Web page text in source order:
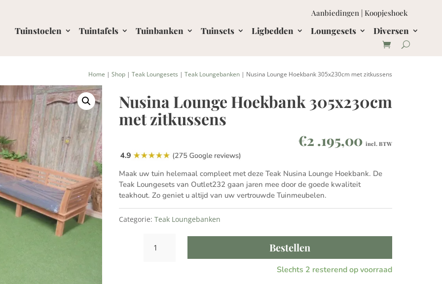
Aanbiedingen| Koopjeshoek
Tuinstoelen Tuintafels Tuinbanken Tuinsets Ligbedden Loungesets Diversen
Home |Shop |Teak Loungesets |Teak Loungebanken | Nusina Lounge Hoekbank 305x230cm met zitkussens
Nusina Lounge Hoekbank 305x230cm
met zitkussens
€2 .195,00 incl. BTW
Maak uw tuin helemaal compleet met deze Teak Nusina Lounge Hoekbank. De
Teak Loungesets van Outlet232 gaan jaren mee door de goede kwaliteit
teakhout. Zo geniet u altijd van uw vertrouwde Tuinmeubelen.
Categorie:Teak Loungebanken
Lounge
Bestellen
Slechts 2 resterend op voorraad